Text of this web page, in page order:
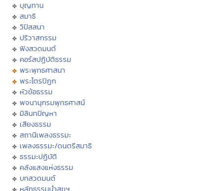
บุญทาน
สมาธิ
วิปัสสนา
ปริวาสกรรม
ฟังสวดมนต์
คอร์สปฏิบัติธรรม
พระพุทธศาสนา
พระไตรปิฏก
หัวข้อธรรม
พจนานุกรมพุทธศาสน์
มิลินทปัญหา
เสียงธรรม
สถานีเพลงธรรมะ
เพลงธรรมะ/ดนตรีสมาธิ
ธรรมะปฏิบัติ
คลังแสงแห่งธรรม
บทสวดมนต์
หลักธรรมนำสุขฯ